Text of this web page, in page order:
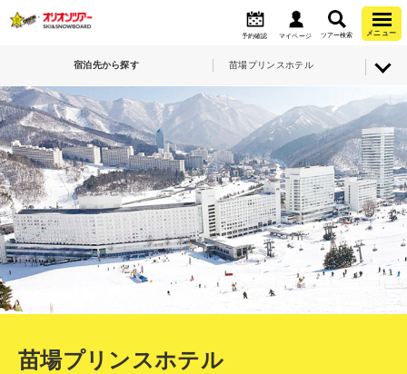
予約確認 マイページ ツアー検索 メニュー
宿泊先から探す 苗場プリンスホテル
苗場プリンスホテル